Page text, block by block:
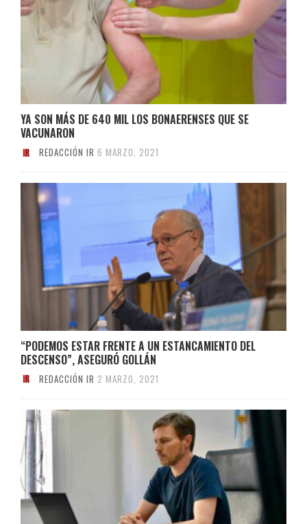
YA SON MÁS DE 640 MIL LOS BONAERENSES QUE SE
VACUNARON
REDACCIÓN IR 6 MARZO, 2021
“PODEMOS ESTAR FRENTE A UN ESTANCAMIENTO DEL
DESCENSO”, ASEGURÓ GOLLÁN
REDACCIÓN IR 2 MARZO, 2021